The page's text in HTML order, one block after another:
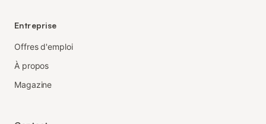
Entreprise
Offres d'emploi
À propos
Magazine